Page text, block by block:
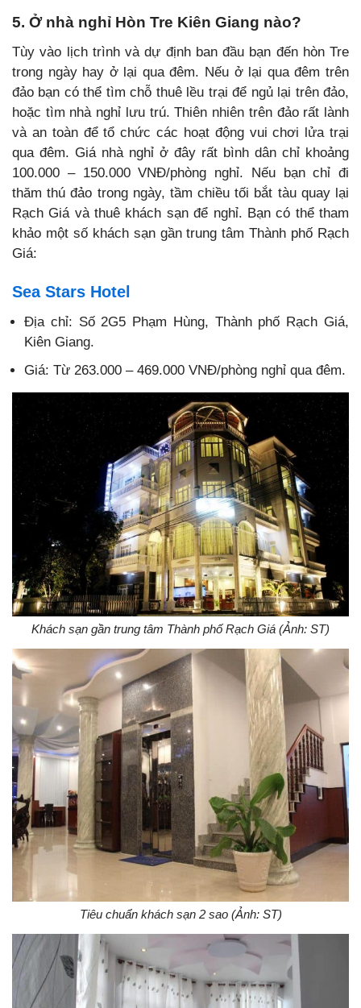
5. Ở nhà nghỉ Hòn Tre Kiên Giang nào?
Tùy vào lịch trình và dự định ban đầu bạn đến hòn Tre
trong ngày hay ở lại qua đêm. Nếu ở lại qua đêm trên
đảo bạn có thể tìm chỗ thuê lều trại để ngủ lại trên đảo,
hoặc tìm nhà nghỉ lưu trú. Thiên nhiên trên đảo rất lành
và an toàn để tổ chức các hoạt động vui chơi lửa trại
qua đêm. Giá nhà nghỉ ở đây rất bình dân chỉ khoảng
100.000 – 150.000 VNĐ/phòng nghỉ. Nếu bạn chỉ đi
thăm thú đảo trong ngày, tầm chiều tối bắt tàu quay lại
Rạch Giá và thuê khách sạn để nghỉ. Bạn có thể tham
khảo một số khách sạn gần trung tâm Thành phố Rạch
Giá:
Sea Stars Hotel
Địa chỉ: Số 2G5 Phạm Hùng, Thành phố Rạch Giá,
Kiên Giang.
Giá: Từ 263.000 – 469.000 VNĐ/phòng nghỉ qua đêm.
Khách sạn gần trung tâm Thành phố Rạch Giá (Ảnh: ST)
Tiêu chuẩn khách sạn 2 sao (Ảnh: ST)